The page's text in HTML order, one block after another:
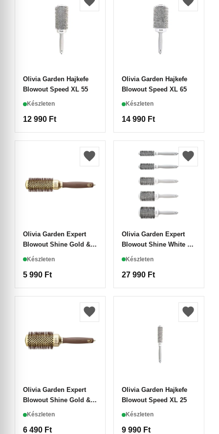
Olivia Garden Hajkefe
Blowout Speed XL 55
Készleten
12 990 Ft
Olivia Garden Hajkefe
Blowout Speed XL 65
Készleten
14 990 Ft
Olivia Garden Expert
Blowout Shine Gold &
Brown Hajkefe 35
Készleten
5 990 Ft
Olivia Garden Expert
Blowout Shine White &
Grey 5 darabos Hajkefe
Készleten
27 990 Ft
Olivia Garden Expert
Blowout Shine Gold &
Brown Hajkefe 45
Készleten
6 490 Ft
Olivia Garden Hajkefe
Blowout Speed XL 25
Készleten
9 990 Ft